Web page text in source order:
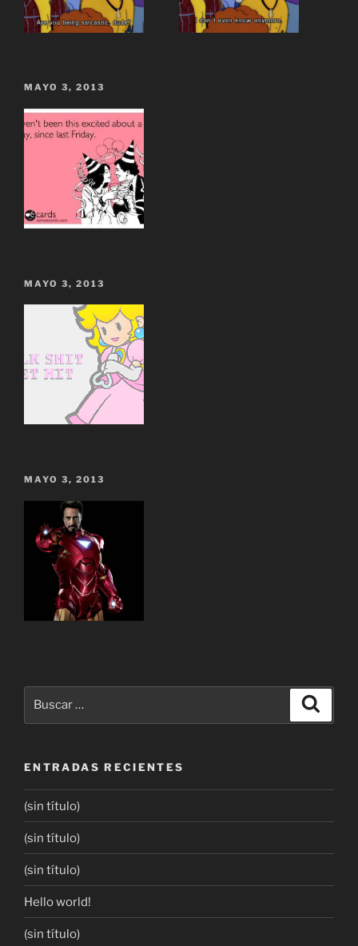
MAYO 3, 2013
MAYO 3, 2013
MAYO 3, 2013
ENTRADAS RECIENTES
(sin título)
(sin título)
(sin título)
Hello world!
(sin título)